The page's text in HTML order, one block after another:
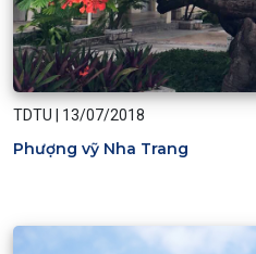
TDTU 13/07/2018
Phượng vỹ Nha Trang